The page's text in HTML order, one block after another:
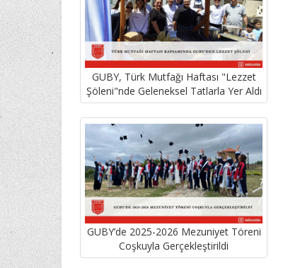
GUBY, Türk Mutfağı Haftası "Lezzet
Şöleni"nde Geleneksel Tatlarla Yer Aldı
GUBY’de 2025-2026 Mezuniyet Töreni
Coşkuyla Gerçekleştirildi